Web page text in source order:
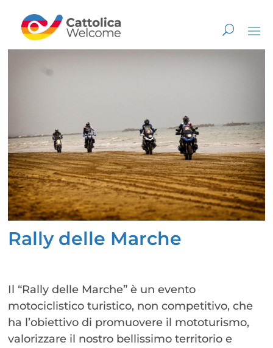
Rally delle Marche
Il “Rally delle Marche” è un evento
motociclistico turistico, non competitivo, che
ha l’obiettivo di promuovere il mototurismo,
valorizzare il nostro bellissimo territorio e